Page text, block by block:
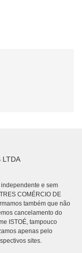
LTDA
independente e sem
COMÉRCIO DE
também que não
cancelamento do
ISTOÉ, tampouco
apenas pelo
sites.